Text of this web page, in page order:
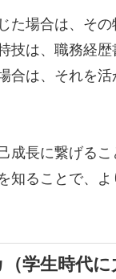
た場合は、そ
技は、職務経
は、それを活
成長に繋げる
知ることで、
学生時代